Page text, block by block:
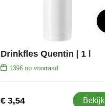
Drinkfles Quentin | 1 l
1396 op voorraad
€ 3,54 Bekijk